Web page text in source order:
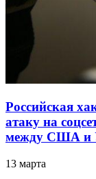
Российская
атаку на
между США и
13 марта